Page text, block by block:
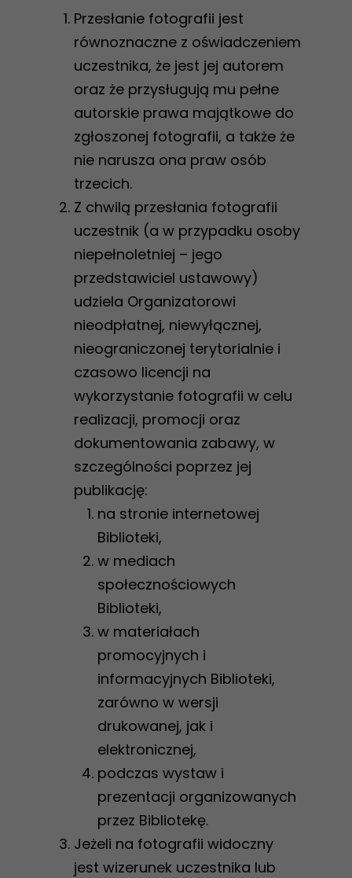
Przesłanie fotografii jest
równoznaczne z oświadczeniem
uczestnika, że jest jej autorem
oraz że przysługują mu pełne
autorskie prawa majątkowe do
zgłoszonej fotografii, a także że
nie narusza ona praw osób
trzecich.
Z chwilą przesłania fotografii
uczestnik (a w przypadku osoby
niepełnoletniej – jego
przedstawiciel ustawowy)
udziela Organizatorowi
nieodpłatnej, niewyłącznej,
nieograniczonej terytorialnie i
czasowo licencji na
wykorzystanie fotografii w celu
realizacji, promocji oraz
dokumentowania zabawy, w
szczególności poprzez jej
publikację:
na stronie internetowej
Biblioteki,
w mediach
społecznościowych
Biblioteki,
w materiałach
promocyjnych i
informacyjnych Biblioteki,
zarówno w wersji
drukowanej, jak i
elektronicznej,
podczas wystaw i
prezentacji organizowanych
przez Bibliotekę.
Jeżeli na fotografii widoczny
jest wizerunek uczestnika lub